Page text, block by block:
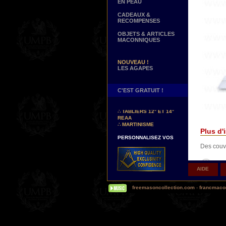
REAA
∴ MARTINISME
PERSONNALISEZ VOS
VOTRE NOM BRODE A LA
MAIN SUR VOTRE
TABLIER, VORE CORDON
OU VOTRE SAUTOIR
NOUVELLE PAGE !
∴TEMOIGNAGES
CLIENTS
EN PEAU
CADEAUX &
RECOMPENSES
OBJETS & ARTICLES
MACONNIQUES
NOUVEAU !
LES AGAPES
C'EST GRATUIT !
AIDE
freemasoncollection.com -
Plus
Des